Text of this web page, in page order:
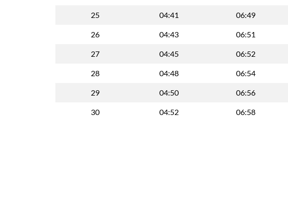
25 04:41 06:49
26 04:43 06:51
27 04:45 06:52
28 04:48 06:54
29 04:50 06:56
30 04:52 06:58